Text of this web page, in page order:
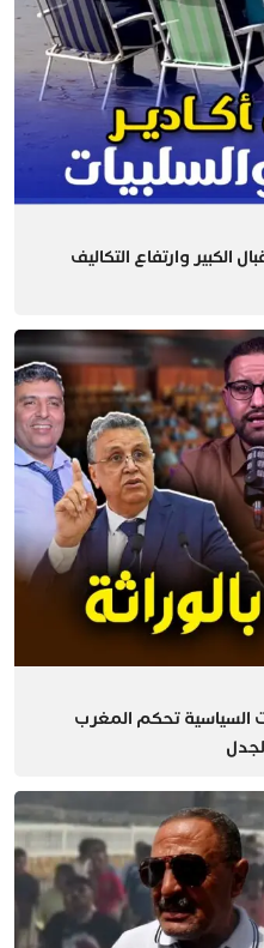
الكبير وارتفاع التكاليف
السياسية تحكم المغرب